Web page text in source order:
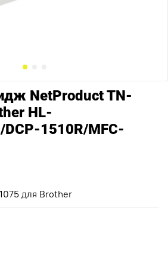
NetProduct TN-
HL-
1510R/MFC-
для Brother